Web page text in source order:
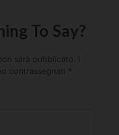
To Say?
sarà pubblicato.
contrassegnati *